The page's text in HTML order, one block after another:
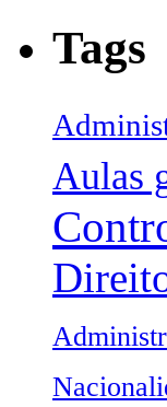
Tags
Aulas